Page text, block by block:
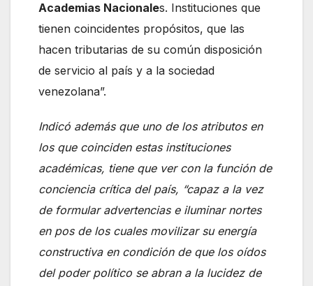
Academias Nacionales. Instituciones que
tienen coincidentes propósitos, que las
hacen tributarias de su común disposición
de servicio al país y a la sociedad
venezolana”.
Indicó además que uno de los atributos en
los que coinciden estas instituciones
académicas, tiene que ver con la función de
conciencia crítica del país, “capaz a la vez
de formular advertencias e iluminar nortes
en pos de los cuales movilizar su energía
constructiva en condición de que los oídos
del poder político se abran a la lucidez de